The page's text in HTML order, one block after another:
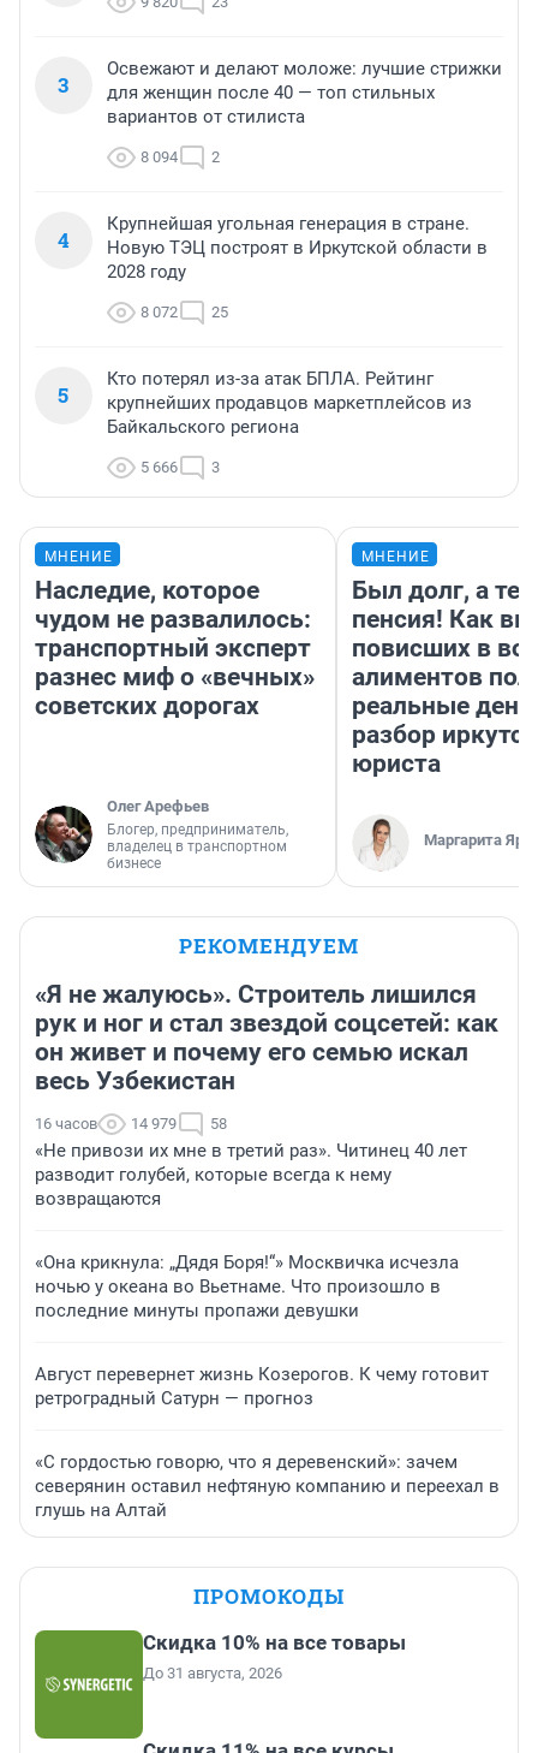
3
Освежают и делают моложе: лучшие стрижки
для женщин после 40 — топ стильных
вариантов от стилиста
8 094 2
4
Крупнейшая угольная генерация в стране.
Новую ТЭЦ построят в Иркутской области в
2028 году
8 072 25
5
Кто потерял из-за атак БПЛА. Рейтинг
крупнейших продавцов маркетплейсов из
Байкальского региона
5 666 3
МНЕНИЕ
Наследие, которое
чудом не развалилось:
транспортный эксперт
разнес миф о «вечных»
советских дорогах
Олег Арефьев
Блогер, предприниматель,
владелец в транспортном
бизнесе
МНЕНИЕ
Был долг, а
пенсия! Как
повисших в
алиментов
реальные
разбор
юриста
Маргарита
РЕКОМЕНДУЕМ
«Я не жалуюсь». Строитель лишился
рук и ног и стал звездой соцсетей: как
он живет и почему его семью искал
весь Узбекистан
16 часов 14 979 58
«Не привози их мне в третий раз». Читинец 40 лет
разводит голубей, которые всегда к нему
возвращаются
«Она крикнула: „Дядя Боря!“» Москвичка исчезла
ночью у океана во Вьетнаме. Что произошло в
последние минуты пропажи девушки
Август перевернет жизнь Козерогов. К чему готовит
ретроградный Сатурн — прогноз
«С гордостью говорю, что я деревенский»: зачем
северянин оставил нефтяную компанию и переехал в
глушь на Алтай
ПРОМОКОДЫ
Скидка 10% на все товары
До 31 августа, 2026